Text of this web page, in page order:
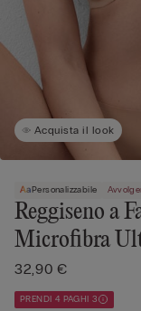
Acquista il look
Personalizzabile
Reggiseno a
Microfibra
32,90 €
PRENDI 4 PAGHI 3